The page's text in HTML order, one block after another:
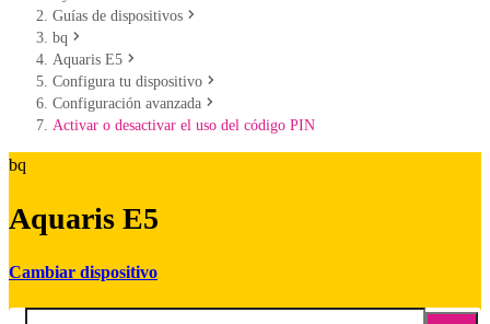
Guías de dispositivos
bq
Aquaris E5
Configura tu dispositivo
Configuración avanzada
Activar o desactivar el uso del código PIN
bq
Aquaris E5
Cambiar dispositivo